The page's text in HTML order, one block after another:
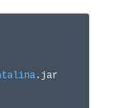
.jar